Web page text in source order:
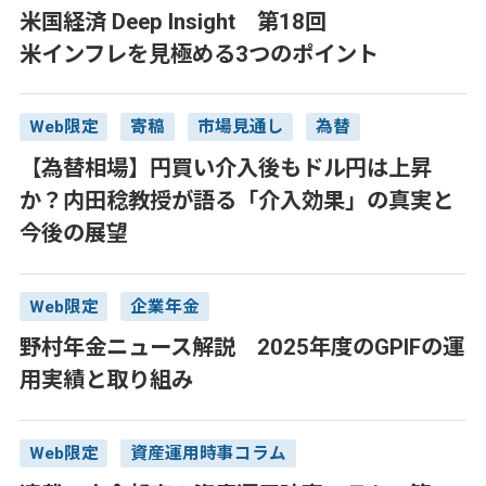
米国経済 Deep Insight 第18回
米インフレを見極める3つのポイント
Web限定 寄稿 市場見通し 為替
【為替相場】円買い介入後もドル円は上昇
か？内田稔教授が語る「介入効果」の真実と
今後の展望
Web限定 企業年金
野村年金ニュース解説 2025年度のGPIFの運
用実績と取り組み
Web限定 資産運用時事コラム